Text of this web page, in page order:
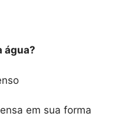
água?
em sua forma